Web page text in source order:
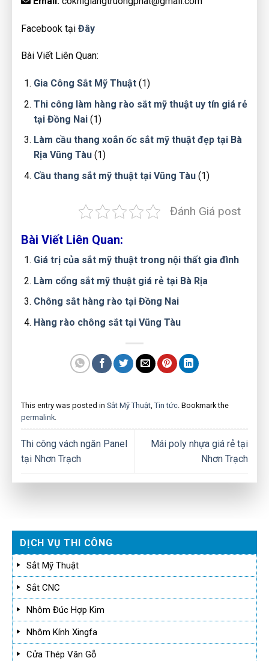
Facebook tại Đây
Bài Viết Liên Quan:
Gia Công Sắt Mỹ Thuật(1)
Thi công làm hàng rào sắt mỹ thuật uy tín giá rẻ
tại Đồng Nai(1)
Làm cầu thang xoắn ốc sắt mỹ thuật đẹp tại Bà
Rịa Vũng Tàu(1)
Cầu thang sắt mỹ thuật tại Vũng Tàu(1)
Đánh Giá post
Bài Viết Liên Quan:
Giá trị của sắt mỹ thuật trong nội thất gia đình
Làm cổng sắt mỹ thuật giá rẻ tại Bà Rịa
Chông sắt hàng rào tại Đồng Nai
Hàng rào chông sắt tại Vũng Tàu
This entry was posted in Sắt Mỹ Thuật, Tin tức. Bookmark the
permalink.
Thi công vách ngăn Panel
tại Nhơn Trạch
Mái poly nhựa giá rẻ tại
Nhơn Trạch
DỊCH VỤ THI CÔNG
Sắt Mỹ Thuật
Sắt CNC
Nhôm Đúc Hợp Kim
Nhôm Kính Xingfa
Cửa Thép Vân Gỗ